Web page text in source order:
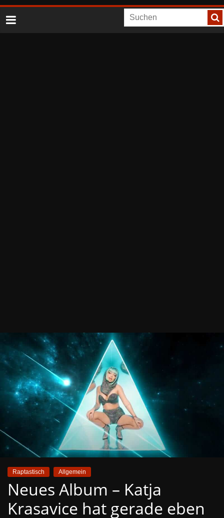
Raptastisch Allgemein
Neues Album – Katja
Krasavice hat gerade eben